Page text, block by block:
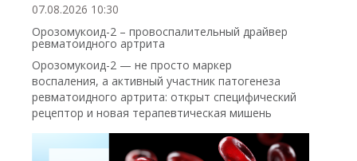
07.08.2026 10:30
Орозомукоид-2 – провоспалительный драйвер
ревматоидного артрита
Орозомукоид-2 — не просто маркер
воспаления, а активный участник патогенеза
ревматоидного артрита: открыт специфический
рецептор и новая терапевтическая мишень